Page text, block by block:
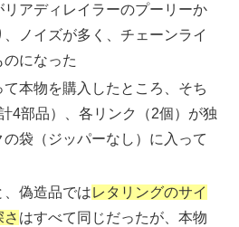
アディレイラーのプーリーか
ノイズが多く、チェーンライ
のになった
本物を購入したところ、そち
4部品）、各リンク（2個）が独
袋（ジッパーなし）に入って
偽造品ではレタリングのサイ
はすべて同じだったが、本物